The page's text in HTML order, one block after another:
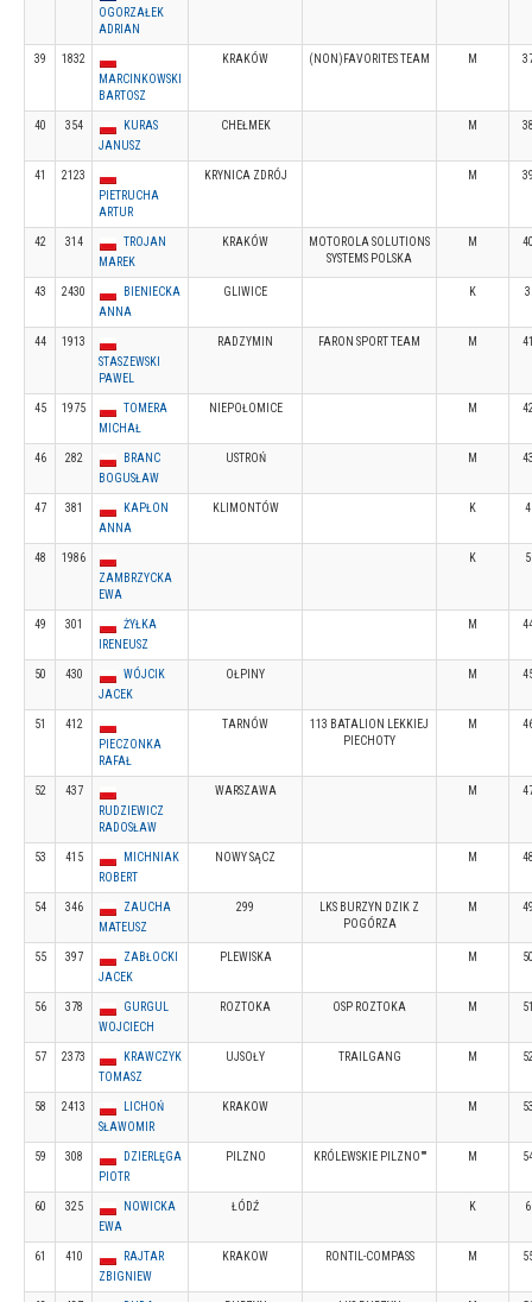
OGORZAŁEK
ADRIAN
39
1832
MARCINKOWSKI
BARTOSZ
KRAKÓW (NON)FAVORITES TEAM M
40 354
KURAS
JANUSZ
CHEŁMEK M
41
2123
PIETRUCHA
ARTUR
KRYNICA ZDRÓJ M
42 314
TROJAN
MAREK
KRAKÓW
MOTOROLA SOLUTIONS
SYSTEMS POLSKA
M
43 2430
BIENIECKA
ANNA
GLIWICE K 3
44
1913
STASZEWSKI
PAWEL
RADZYMIN FARON SPORT TEAM M
45 1975
TOMERA
MICHAŁ
NIEPOŁOMICE M
46 282
BRANC
BOGUSŁAW
USTROŃ M
47 381
KAPŁON
ANNA
KLIMONTÓW K 4
48
1986
ZAMBRZYCKA
EWA
K 5
49 301
ŻYŁKA
IRENEUSZ
M
50 430
WÓJCIK
JACEK
OŁPINY M
51
412
PIECZONKA
RAFAŁ
TARNÓW
113 BATALION LEKKIEJ
PIECHOTY
M
52
437
RUDZIEWICZ
RADOSŁAW
WARSZAWA M
53 415
MICHNIAK
ROBERT
NOWY SĄCZ M
54 346
ZAUCHA
MATEUSZ
299
LKS BURZYN DZIK Z
POGÓRZA
M
55 397
ZABŁOCKI
JACEK
PLEWISKA M
56 378
GURGUL
WOJCIECH
ROZTOKA OSP ROZTOKA M
57 2373
KRAWCZYK
TOMASZ
UJSOŁY TRAILGANG M
58 2413
LICHOŃ
SŁAWOMIR
KRAKOW M
59 308
DZIERLĘGA
PIOTR
PILZNO KRÓLEWSKIE PILZNO"" M
60 325
NOWICKA
EWA
ŁÓDŹ K 6
61 410
RAJTAR
ZBIGNIEW
KRAKOW RONTIL-COMPASS M